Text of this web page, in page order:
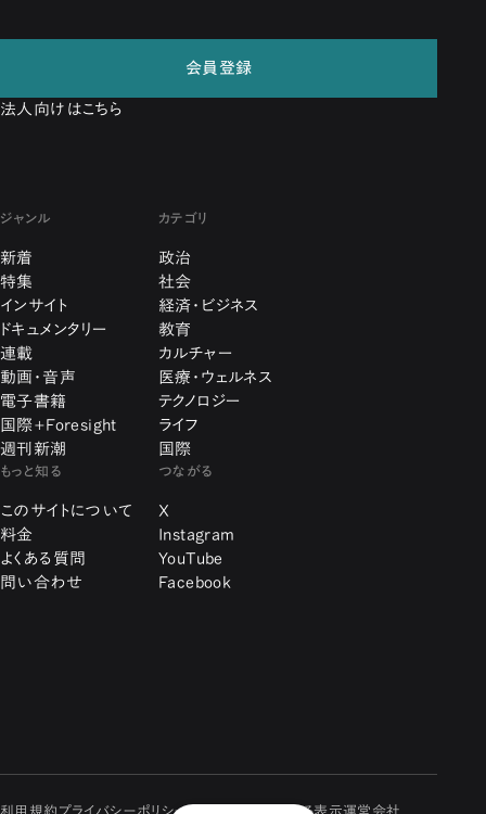
会員登録
法人向けはこちら
ジャンル
新着
特集
インサイト
ドキュメンタリー
連載
動画・音声
電子書籍
国際+Foresight
週刊新潮
カテゴリ
政治
社会
経済・ビジネス
教育
カルチャー
医療・ウェルネス
テクノロジー
ライフ
国際
もっと知る
このサイトについて
料金
よくある質問
問い合わせ
つながる
X
Instagram
YouTube
Facebook